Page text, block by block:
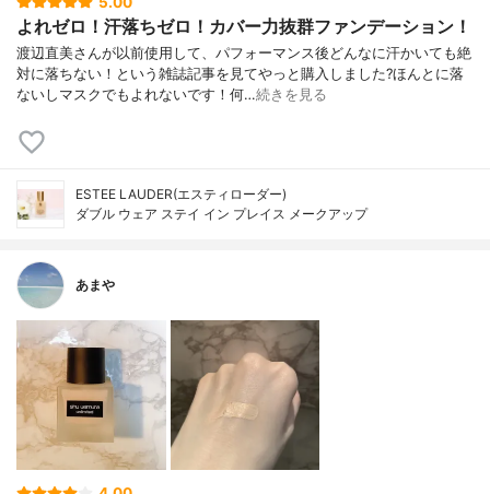
よれゼロ！汗落ちゼロ！カバー力抜群ファンデーション！
渡辺直美さんが以前使用して、パフォーマンス後どんなに汗かいても絶
対に落ちない！という雑誌記事を見てやっと購入しました?ほんとに落
ないしマスクでもよれないです！何…続きを見る
ESTEE LAUDER(エスティローダー)
ダブル ウェア ステイ イン プレイス メークアップ
あまや